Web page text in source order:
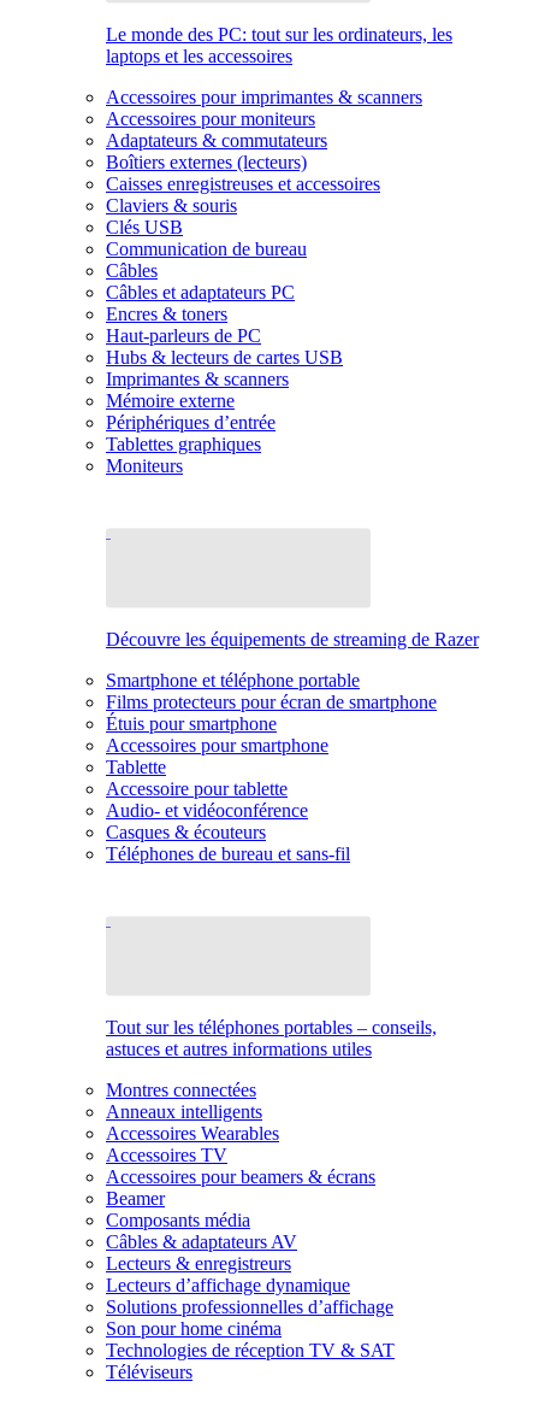
Le monde des PC: tout sur les ordinateurs, les
laptops et les accessoires
Accessoires pour imprimantes & scanners
Accessoires pour moniteurs
Adaptateurs & commutateurs
Boîtiers externes (lecteurs)
Caisses enregistreuses et accessoires
Claviers & souris
Clés USB
Communication de bureau
Câbles
Câbles et adaptateurs PC
Encres & toners
Haut-parleurs de PC
Hubs & lecteurs de cartes USB
Imprimantes & scanners
Mémoire externe
Périphériques d’entrée
Tablettes graphiques
Moniteurs
Découvre les équipements de streaming de Razer
Smartphone et téléphone portable
Films protecteurs pour écran de smartphone
Étuis pour smartphone
Accessoires pour smartphone
Tablette
Accessoire pour tablette
Audio- et vidéoconférence
Casques & écouteurs
Téléphones de bureau et sans-fil
Tout sur les téléphones portables – conseils,
astuces et autres informations utiles
Montres connectées
Anneaux intelligents
Accessoires Wearables
Accessoires TV
Accessoires pour beamers & écrans
Beamer
Composants média
Câbles & adaptateurs AV
Lecteurs & enregistreurs
Lecteurs d’affichage dynamique
Solutions professionnelles d’affichage
Son pour home cinéma
Technologies de réception TV & SAT
Téléviseurs